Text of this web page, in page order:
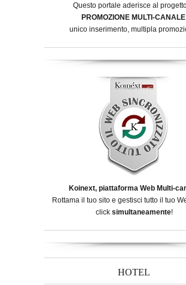
Questo portale aderisce al
PROMOZIONE MULTI-CANALE
unico inserimento, multipla
Koinext, piattaforma Web Multi-
Rottama il tuo sito e gestisci tutto il tuo
click simultaneamente!
HOTEL